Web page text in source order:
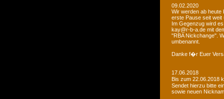
09.02.2020
Wir werden ab heute
erste Pause seit weit
Im Gegenzug wird
kay@r-b-a.de mit
"RBA Nickchange".
umbenannt.
Danke f�r Euer
17.06.2018
Bis zum 22.06.2018
Sendet hierzu bitte
sowie neuen